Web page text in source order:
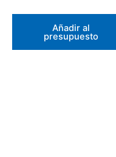
Añadir al
presupuesto